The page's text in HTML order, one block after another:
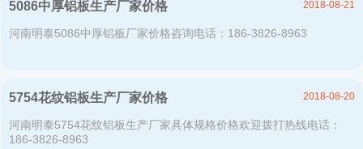
5086中厚铝板生产厂家价格
河南明泰5086中厚铝板厂家价格咨询电话：186-3826-8963
2018-08-21
5754花纹铝板生产厂家价格
河南明泰5754花纹铝板生产厂家具体规格价格欢迎拨打热线电话：
186-3826-8963
2018-08-20